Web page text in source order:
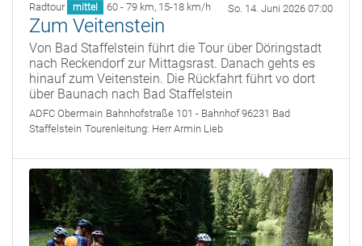
Radtour mittel 60 - 79 km, 15-18 km/h So. 14. Juni 2026 07:00
Zum Veitenstein
Von Bad Staffelstein führt die Tour über Döringstadt
nach Reckendorf zur Mittagsrast. Danach gehts es
hinauf zum Veitenstein. Die Rückfahrt führt vo dort
über Baunach nach Bad Staffelstein
ADFC Obermain Bahnhofstraße 101 - Bahnhof 96231 Bad
Staffelstein Tourenleitung: Herr Armin Lieb